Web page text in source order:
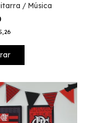
/ Música